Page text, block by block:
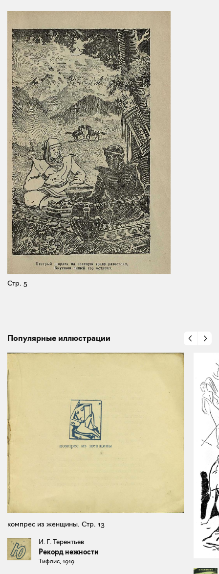
Стр. 5
Популярные иллюстрации
компрес из женщины. Стр. 13
И. Г. Терентьев
Рекорд нежности
Тифлис, 1919